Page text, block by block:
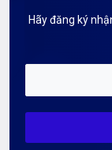
Kiến thức AI
Mỗi tuần 01
Hãy đăng ký